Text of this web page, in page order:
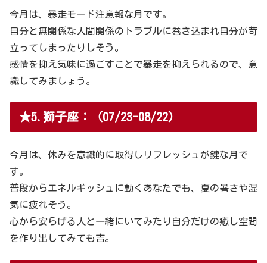
今月は、暴走モード注意報な月です。
自分と無関係な人間関係のトラブルに巻き込まれ自分が苛
立ってしまったりしそう。
感情を抑え気味に過ごすことで暴走を抑えられるので、意
識してみましょう。
★5.獅子座：（07/23-08/22）
今月は、休みを意識的に取得しリフレッシュが鍵な月で
す。
普段からエネルギッシュに動くあなたでも、夏の暑さや湿
気に疲れそう。
心から安らげる人と一緒にいてみたり自分だけの癒し空間
を作り出してみても吉。